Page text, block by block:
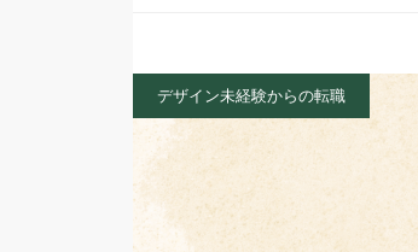
デザイン未経験からの転職